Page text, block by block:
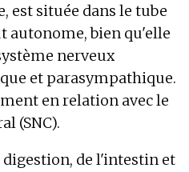
est située dans le tube
autonome, bien qu'elle
nerveux
et parasympathique.
en relation avec le
(SNC).
de l'intestin et